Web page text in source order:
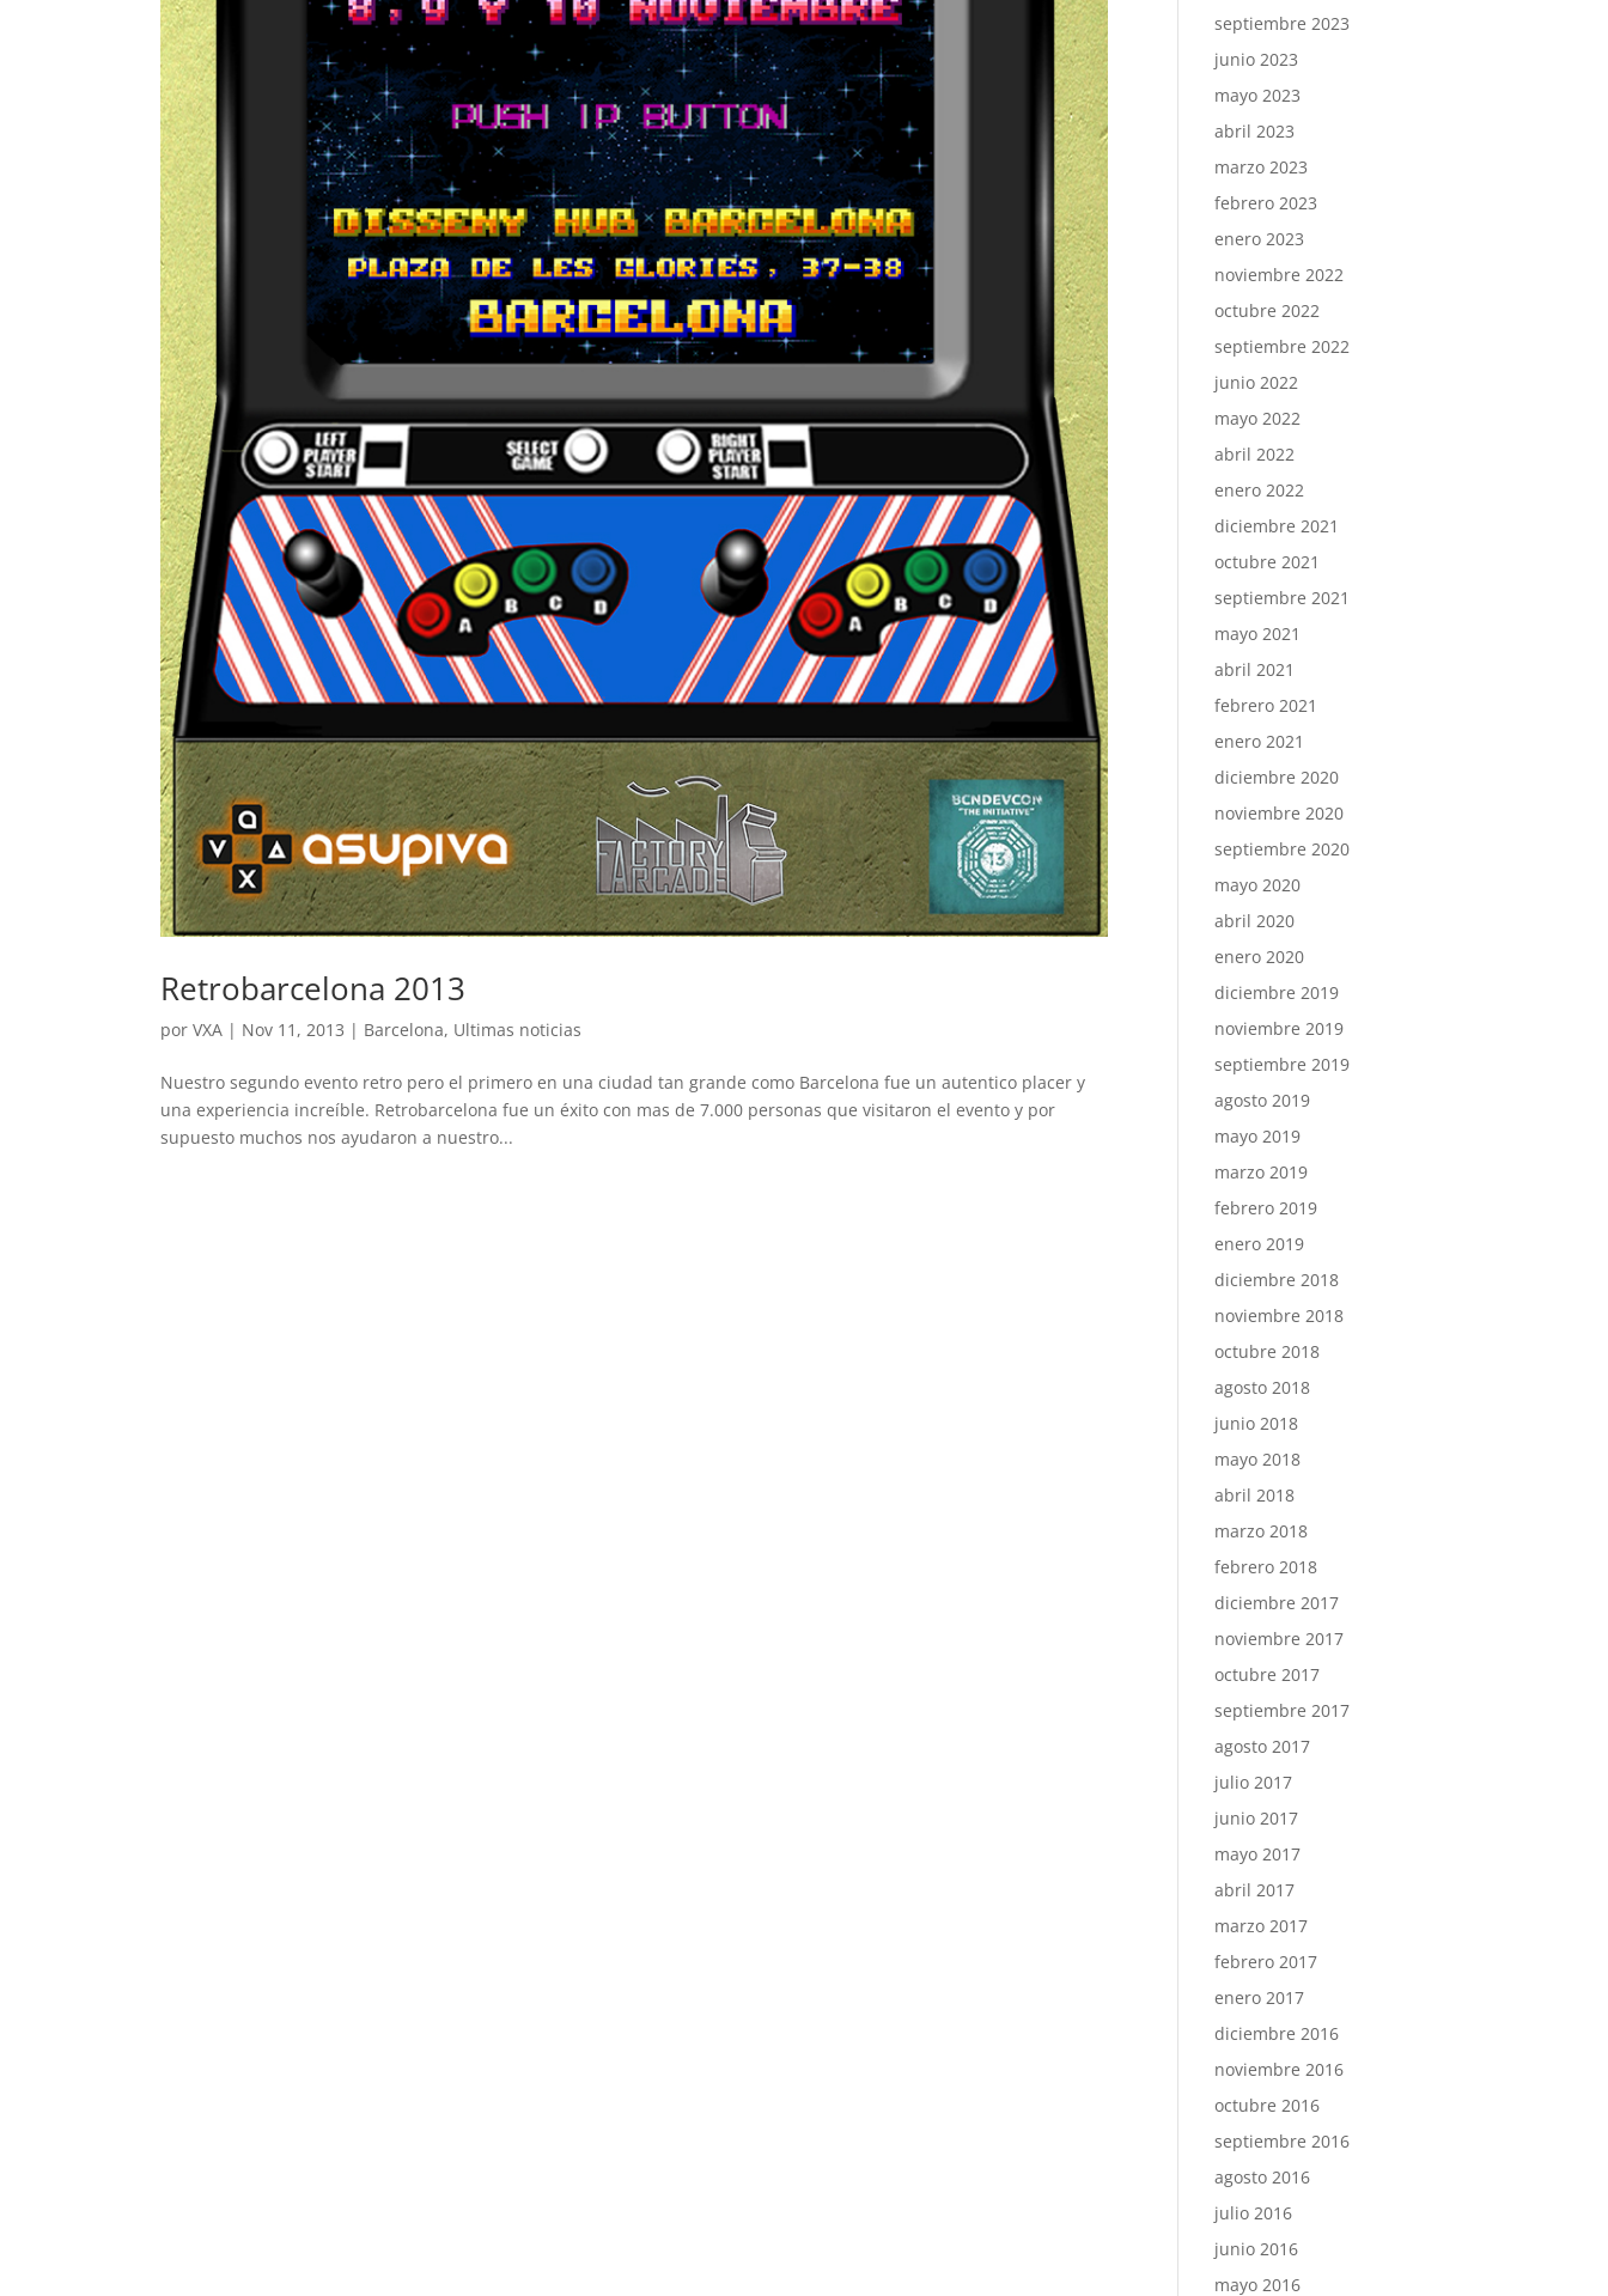
Retrobarcelona 2013
porVXA | Nov 11, 2013 | Barcelona, Ultimas noticias
Nuestro segundo evento retro pero el primero en una ciudad tan grande como Barcelona fue un autentico placer y
una experiencia increíble. Retrobarcelona fue un éxito con mas de 7.000 personas que visitaron el evento y por
supuesto muchos nos ayudaron a nuestro...
septiembre 2023
junio 2023
mayo 2023
abril 2023
marzo 2023
febrero 2023
enero 2023
noviembre 2022
octubre 2022
septiembre 2022
junio 2022
mayo 2022
abril 2022
enero 2022
diciembre 2021
octubre 2021
septiembre 2021
mayo 2021
abril 2021
febrero 2021
enero 2021
diciembre 2020
noviembre 2020
septiembre 2020
mayo 2020
abril 2020
enero 2020
diciembre 2019
noviembre 2019
septiembre 2019
agosto 2019
mayo 2019
marzo 2019
febrero 2019
enero 2019
diciembre 2018
noviembre 2018
octubre 2018
agosto 2018
junio 2018
mayo 2018
abril 2018
marzo 2018
febrero 2018
diciembre 2017
noviembre 2017
octubre 2017
septiembre 2017
agosto 2017
julio 2017
junio 2017
mayo 2017
abril 2017
marzo 2017
febrero 2017
enero 2017
diciembre 2016
noviembre 2016
octubre 2016
septiembre 2016
agosto 2016
julio 2016
junio 2016
mayo 2016